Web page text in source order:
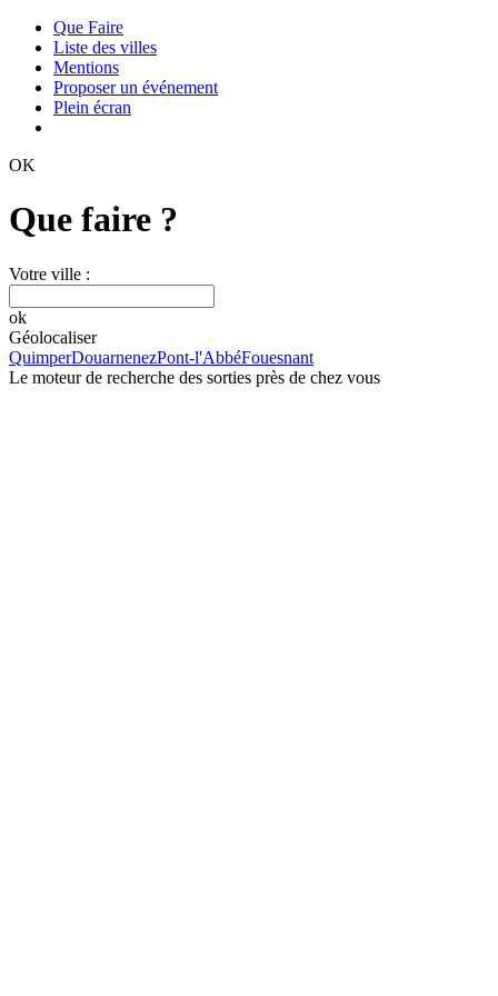
Que Faire
Liste des villes
Mentions
Proposer un événement
Plein écran
OK
Que faire ?
Votre ville :
ok
Géolocaliser
QuimperDouarnenezPont-l'AbbéFouesnant
Le moteur de recherche des sorties près de chez vous